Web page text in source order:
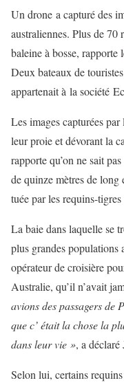
Un drone a capturé des
australiennes. Plus de 70
baleine à bosse, rapporte
Deux bateaux de
appartenait à la société
Les images capturées
leur proie et dévorant la
rapporte qu’on ne sait
de quinze mètres de long
tuée par les requins-
La baie dans laquelle se
plus grandes populations
opérateur de croisière
Australie, qu’il n’avait
avions des passagers
que c’ était la chose la
dans leur vie », a déclaré
Selon lui, certains